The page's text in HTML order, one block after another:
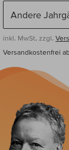
inkl. MwSt, zzgl.
Versandkostenfrei